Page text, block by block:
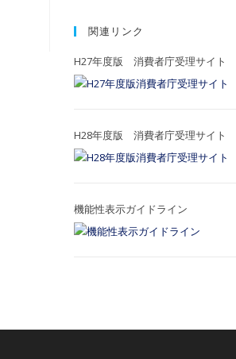
関連リンク
H27年度版 消費者庁受理サイト
H28年度版 消費者庁受理サイト
機能性表示ガイドライン